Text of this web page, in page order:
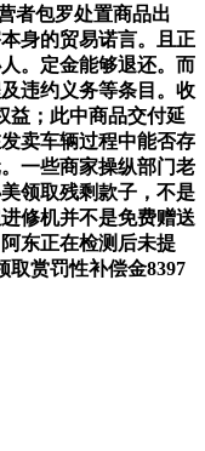
者包罗处置商品出
身的贸易诺言。且正
。定金能够退还。而
违约义务等条目。收
益；此中商品交付延
卖车辆过程中能否存
一些商家操纵部门老
领取残剩款子，不是
修机并不是免费赠送
东正在检测后未提
取赏罚性补偿金8397